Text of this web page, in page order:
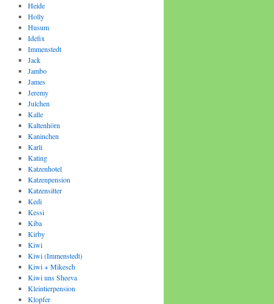
Heide
Holly
Husum
Idefix
Immenstedt
Jack
Jambo
James
Jeremy
Julchen
Kalle
Kaltenhörn
Kaninchen
Karli
Kating
Katzenhotel
Katzenpension
Katzensitter
Kedi
Kessi
Kiba
Kirby
Kiwi
Kiwi (Immenstedt)
Kiwi + Mikesch
Kiwi uns Sheeva
Kleintierpension
Klopfer